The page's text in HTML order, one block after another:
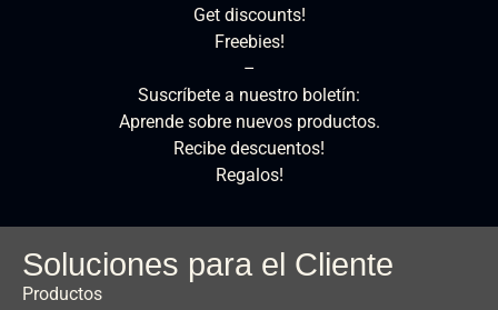
Get discounts!
Freebies!
–
Suscríbete a nuestro boletín:
Aprende sobre nuevos productos.
Recibe descuentos!
Regalos!
Soluciones para el Cliente
Productos